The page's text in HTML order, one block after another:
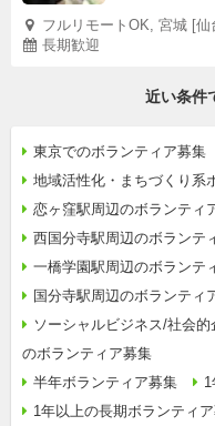
フルリモートOK, 宮城 [
長期歓迎
近い条件
東京でのボランティア募集
地域活性化・まちづくり系
恋ヶ窪駅周辺のボランティ
西国分寺駅周辺のボランテ
一橋学園駅周辺のボランテ
国分寺駅周辺のボランティ
ソーシャルビジネス/社会
のボランティア募集
半年ボランティア募集
1年以上の長期ボランティ